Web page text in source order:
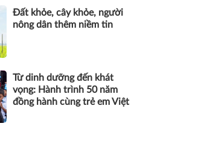
Đất khỏe, cây khỏe, người
nông dân thêm niềm tin
Từ dinh dưỡng đến khát
vọng: Hành trình 50 năm
đồng hành cùng trẻ em Việt